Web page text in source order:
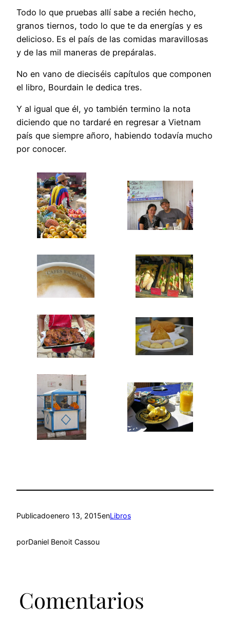
Todo lo que pruebas allí sabe a recién hecho,
granos tiernos, todo lo que te da energías y es
delicioso. Es el país de las comidas maravillosas
y de las mil maneras de prepáralas.
No en vano de dieciséis capítulos que componen
el libro, Bourdain le dedica tres.
Y al igual que él, yo también termino la nota
diciendo que no tardaré en regresar a Vietnam
país que siempre añoro, habiendo todavía mucho
por conocer.
Publicadoenero 13, 2015enLibros
porDaniel Benoit Cassou
Comentarios